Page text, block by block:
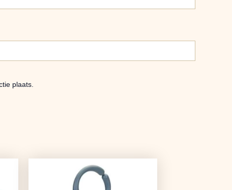
plaats.
Oorspronkelijke
Huidige
prijs
is: